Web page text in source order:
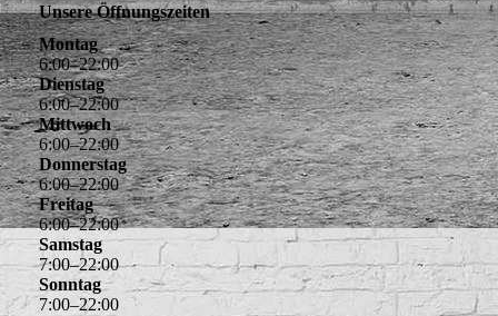
Unsere Öffnungszeiten
Montag
6:00–22:00
Dienstag
6:00–22:00
Mittwoch
6:00–22:00
Donnerstag
6:00–22:00
Freitag
6:00–22:00
Samstag
7:00–22:00
Sonntag
7:00–22:00